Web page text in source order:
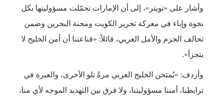
وأشار على «تويتر»، إلى أن الإمارات تحمّلت مسؤوليتها بكل
نخوة وإباء في معركة تحرير الكويت ومحنة البحرين وضمن
تحالف الحزم والأمل العربي، قائلاً: «قناعتنا أن أمن الخليج لا
يتجزأ».
وأردف: «يُمتحن الخليج العربي مرةً تلو الأخرى، والعبرة في
ترابطنا، أمننا مسؤوليتنا، ولا فرق بين التهديد الموجه لأي منا،